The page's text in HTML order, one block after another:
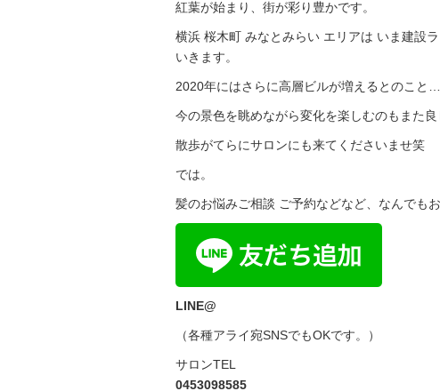
紅葉が始まり、街が彩り豊かです。
横浜 桜木町 みなとみらい エリアは いま建設
いきます。
2020年にはさらに高層ビルが増えるとのこと…
今の景色を眺めながら変化を楽しむのもまた良
散歩がてらにサロンにも来てくださいませ笑
では。
髪のお悩みご相談 ご予約などなど、なんでも
LINE@
（各種アライ宛SNSでもOKです。）
サロンTEL
0453098585